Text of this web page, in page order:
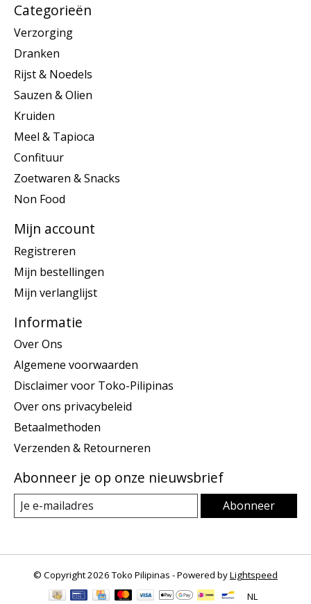
Categorieën
Verzorging
Dranken
Rijst & Noedels
Sauzen & Olien
Kruiden
Meel & Tapioca
Confituur
Zoetwaren & Snacks
Non Food
Mijn account
Registreren
Mijn bestellingen
Mijn verlanglijst
Informatie
Over Ons
Algemene voorwaarden
Disclaimer voor Toko-Pilipinas
Over ons privacybeleid
Betaalmethoden
Verzenden & Retourneren
Abonneer je op onze nieuwsbrief
Abonneer
© Copyright 2026 Toko Pilipinas - Powered byLightspeed
NL